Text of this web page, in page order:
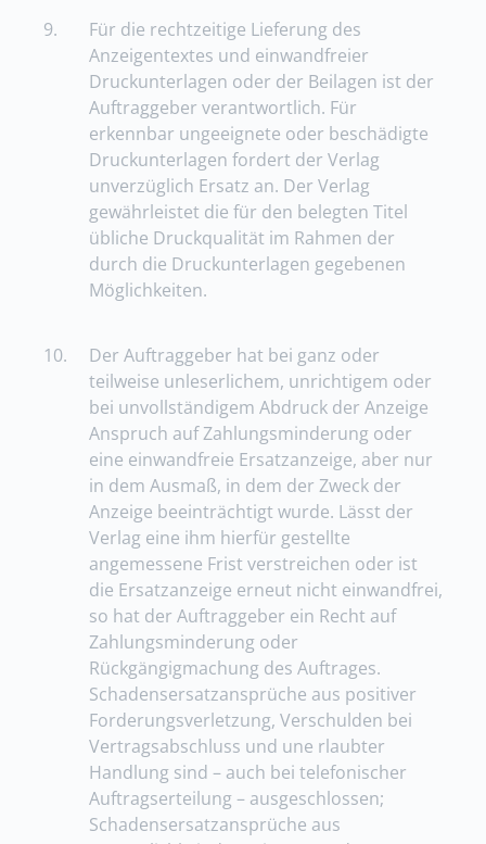
9.
Für die rechtzeitige Lieferung des
Anzeigentextes und einwandfreier
Druckunterlagen oder der Beilagen ist der
Auftraggeber verantwortlich. Für
erkennbar ungeeignete oder beschädigte
Druckunterlagen fordert der Verlag
unverzüglich Ersatz an. Der Verlag
gewährleistet die für den belegten Titel
übliche Druckqualität im Rahmen der
durch die Druckunterlagen gegebenen
Möglichkeiten.
10.
Der Auftraggeber hat bei ganz oder
teilweise unleserlichem, unrichtigem oder
bei unvollständigem Abdruck der Anzeige
Anspruch auf Zahlungsminderung oder
eine einwandfreie Ersatzanzeige, aber nur
in dem Ausmaß, in dem der Zweck der
Anzeige beeinträchtigt wurde. Lässt der
Verlag eine ihm hierfür gestellte
angemessene Frist verstreichen oder ist
die Ersatzanzeige erneut nicht einwandfrei,
so hat der Auftraggeber ein Recht auf
Zahlungsminderung oder
Rückgängigmachung des Auftrages.
Schadensersatzansprüche aus positiver
Forderungsverletzung, Verschulden bei
Vertragsabschluss und une rlaubter
Handlung sind – auch bei telefonischer
Auftragserteilung – ausgeschlossen;
Schadensersatzansprüche aus